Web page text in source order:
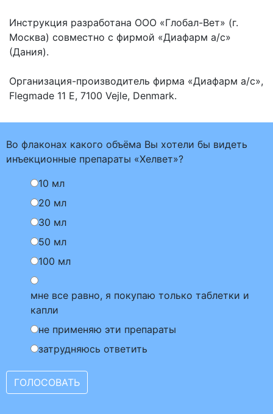
Инструкция разработана ООО «Глобал-Вет» (г.
Москва) совместно с фирмой «Диафарм а/с»
(Дания).
Организация-производитель фирма «Диафарм а/с»,
Flegmade 11 E, 7100 Vejle, Denmark.
Во флаконах какого объёма Вы хотели бы видеть
инъекционные препараты «Хелвет»?
10 мл
20 мл
30 мл
50 мл
100 мл
мне все равно, я покупаю только таблетки и
капли
не применяю эти препараты
затрудняюсь ответить